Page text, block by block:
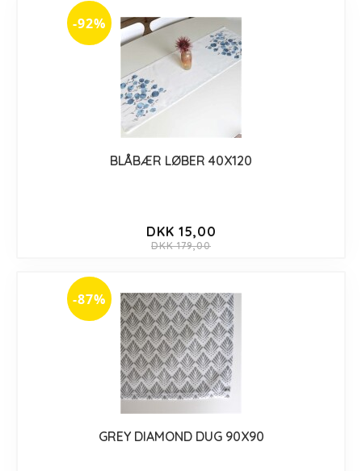
-92%
BLÅBÆR LØBER 40X120
DKK 15,00
DKK 179,00
-87%
GREY DIAMOND DUG 90X90